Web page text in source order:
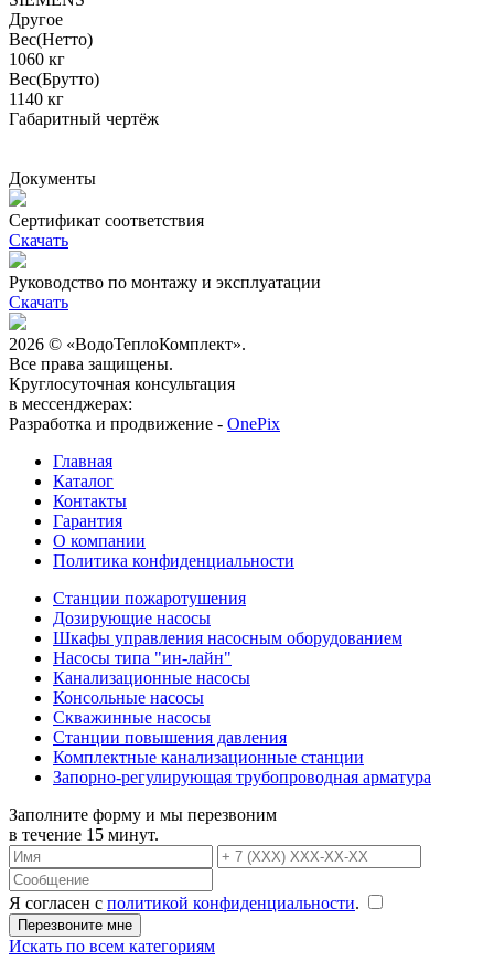
Другое
Вес(Нетто)
1060 кг
Вес(Брутто)
1140 кг
Габаритный чертёж
Документы
Сертификат соответствия
Скачать
Руководство по монтажу и эксплуатации
Скачать
2026 © «ВодоТеплоКомплект».
Все права защищены.
Круглосуточная консультация
в мессенджерах:
Разработка и продвижение - OnePix
Главная
Каталог
Контакты
Гарантия
О компании
Политика конфиденциальности
Станции пожаротушения
Дозирующие насосы
Шкафы управления насосным оборудованием
Насосы типа "ин-лайн"
Канализационные насосы
Консольные насосы
Скважинные насосы
Станции повышения давления
Комплектные канализационные станции
Запорно-регулирующая трубопроводная арматура
Заполните форму и мы перезвоним
в течение 15 минут.
Я согласен с политикой конфиденциальности.
Искать по всем категориям